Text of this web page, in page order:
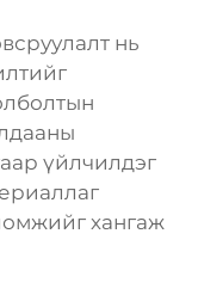
нь
үйлчилдэг
хангаж